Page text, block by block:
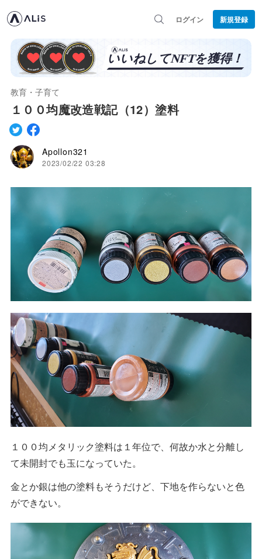
ログイン 新規登録
教育・子育て
１００均魔改造戦記（12）塗料
Apollon321
2023/02/22 03:28
１００均メタリック塗料は１年位で、何故か水と分離し
て未開封でも玉になっていた。
金とか銀は他の塗料もそうだけど、下地を作らないと色
ができない。